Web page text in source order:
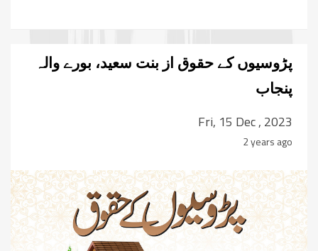
پڑوسیوں کے حقوق از بنت سعید، بورے والہ
پنجاب
Fri, 15 Dec , 2023
2 years ago